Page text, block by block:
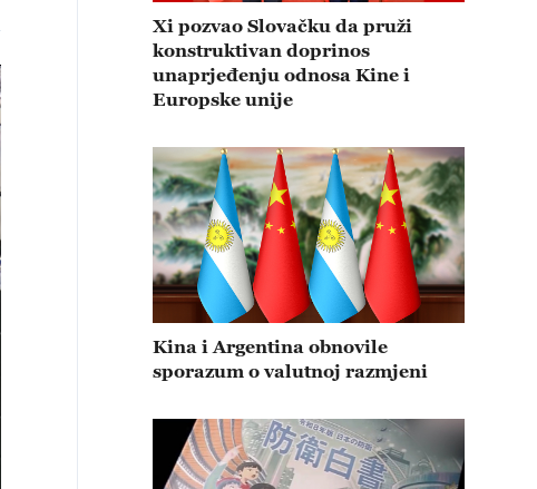
Xi pozvao Slovačku da pruži
konstruktivan doprinos
unaprjeđenju odnosa Kine i
Europske unije
Kina i Argentina obnovile
sporazum o valutnoj razmjeni